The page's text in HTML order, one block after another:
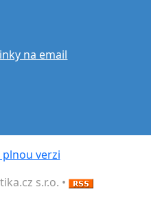
na email
verzi
s.r.o. •